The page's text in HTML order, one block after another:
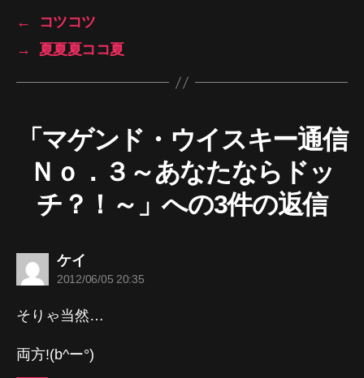
←
コツコツ
→
夏夏夏ココ夏
「マゲンド・ウイスキー通信
Ｎｏ．３～あなたならドッ
チ？！～」への3件の返信
ケイ
発
2012/06/05 20:35
そりゃ当然…
両方!(b^ー°)